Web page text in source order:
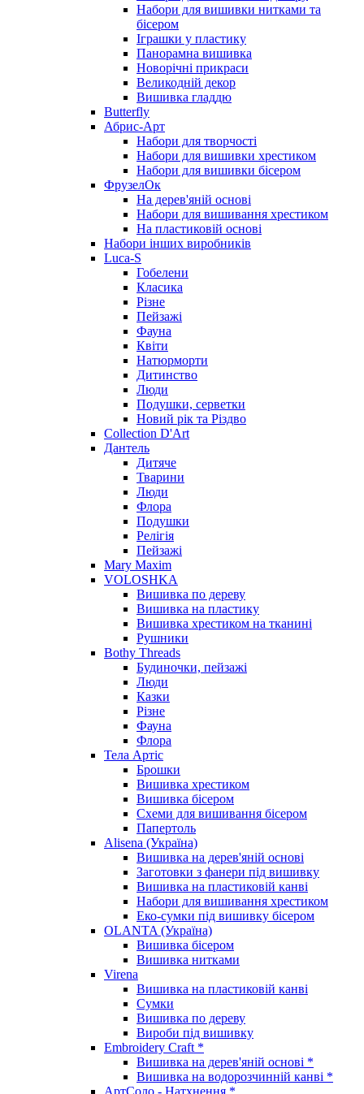
Набори для вишивки нитками та
бісером
Іграшки у пластику
Панорамна вишивка
Новорічні прикраси
Великодній декор
Вишивка гладдю
Butterfly
Абрис-Арт
Набори для творчості
Набори для вишивки хрестиком
Набори для вишивки бісером
ФрузелОк
На дерев'яній основі
Набори для вишивання хрестиком
На пластиковій основі
Набори інших виробників
Luca-S
Гобелени
Класика
Різне
Пейзажі
Фауна
Квіти
Натюрморти
Дитинство
Люди
Подушки, серветки
Новий рік та Різдво
Collection D'Art
Дантель
Дитяче
Тварини
Люди
Флора
Подушки
Релігія
Пейзажі
Mary Maxim
VOLOSHKA
Вишивка по дереву
Вишивка на пластику
Вишивка хрестиком на тканині
Рушники
Bothy Threads
Будиночки, пейзажі
Люди
Казки
Різне
Фауна
Флора
Тела Артіс
Брошки
Вишивка хрестиком
Вишивка бісером
Схеми для вишивання бісером
Папертоль
Alisena (Україна)
Вишивка на дерев'яній основі
Заготовки з фанери під вишивку
Вишивка на пластиковій канві
Набори для вишивання хрестиком
Еко-сумки під вишивку бісером
OLANTA (Україна)
Вишивка бісером
Вишивка нитками
Virena
Вишивка на пластиковій канві
Сумки
Вишивка по дереву
Вироби під вишивку
Embroidery Craft *
Вишивка на дерев'яній основі *
Вишивка на водорозчинній канві *
АртСоло - Натхнення *